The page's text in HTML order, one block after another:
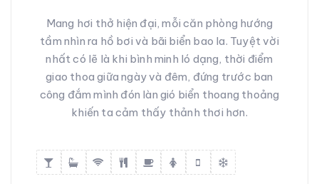
Mang hơi thở hiện đại, mỗi căn phòng hướng
tầm nhìn ra hồ bơi và bãi biển bao la. Tuyệt vời
nhất có lẽ là khi bình minh ló dạng, thời điểm
giao thoa giữa ngày và đêm, đứng trước ban
công đắm mình đón làn gió biển thoang thoảng
khiến ta cảm thấy thảnh thơi hơn.